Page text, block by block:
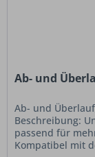
Ab- und
Ab- und
Beschreibung:
passend für
Kompatibel mit